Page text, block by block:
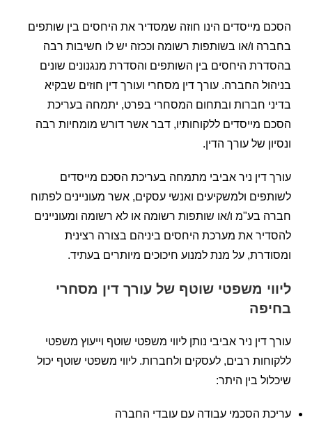
הסכם מייסדים הינו חוזה שמסדיר את היחסים בין שותפים
בחברה ו/או בשותפות רשומה וככזה יש לו חשיבות רבה
בהסדרת היחסים בין השותפים והסדרת מנגנונים שונים
בניהול החברה. עורך דין מסחרי ועורך דין חוזים שבקיא
בדיני חברות ובתחום המסחרי בפרט, יתמחה בעריכת
הסכם מייסדים ללקוחותיו, דבר אשר דורש מומחיות רבה
ונסיון של עורך הדין.
עורך דין ניר אביבי מתמחה בעריכת הסכם מייסדים
לשותפים ולמשקיעים ואנשי עסקים, אשר מעוניינים לפתוח
חברה בע"מ ו/או שותפות רשומה או לא רשומה ומעוניינים
להסדיר את מערכת היחסים ביניהם בצורה רצינית
ומסודרת, על מנת למנוע חיכוכים מיותרים בעתיד.
ליווי משפטי שוטף של עורך דין מסחרי
בחיפה
עורך דין ניר אביבי נותן ליווי משפטי שוטף וייעוץ משפטי
ללקוחות רבים, לעסקים ולחברות. ליווי משפטי שוטף יכול
שיכלול בין היתר:
עריכת הסכמי עבודה עם עובדי החברה